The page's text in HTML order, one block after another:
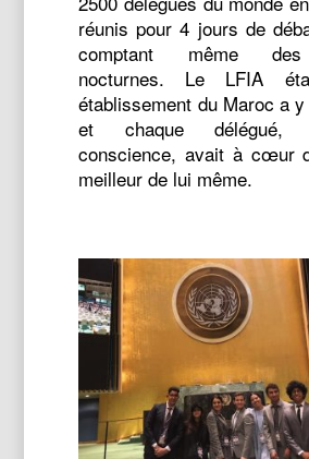
réunis pour 4 jours de
comptant même
nocturnes. Le LFIA
établissement du Maroc a
et chaque délégué,
conscience, avait à cœur
meilleur de lui même.